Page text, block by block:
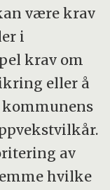
være krav
i
krav om
eller å
kommunens
av
hvilke